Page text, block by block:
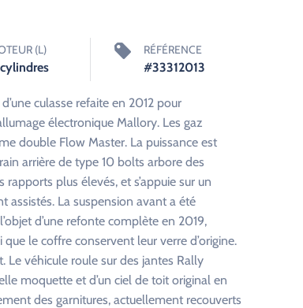
(L) RÉFÉRENCE
#33312013
culasse refaite en 2012 pour
électronique Mallory. Les gaz
double Flow Master. La puissance est
arrière de type 10 bolts arbore des
plus élevés, et s’appuie sur un
assistés. La suspension avant a été
d’une refonte complète en 2019,
le coffre conservent leur verre d’origine.
véhicule roule sur des jantes Rally
moquette et d’un ciel de toit original en
des garnitures, actuellement recouverts